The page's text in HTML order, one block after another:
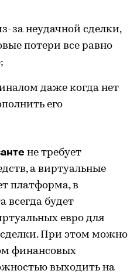
за неудачной сделки,
потери все равно
даже когда нет
его
не требует
а виртуальные
платформа, в
всегда будет
евро для
сделки. При этом можно
финансовых
выходить на